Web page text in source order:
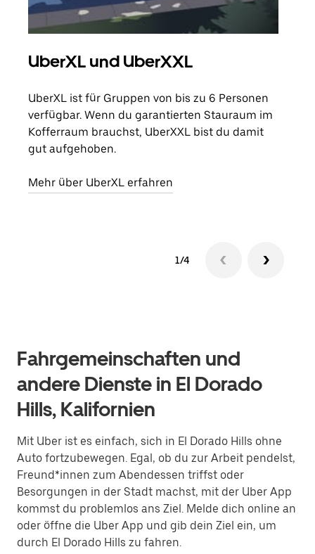
UberXL und UberXXL
UberXL ist für Gruppen von bis zu 6 Personen
verfügbar. Wenn du garantierten Stauraum im
Kofferraum brauchst, UberXXL bist du damit
gut aufgehoben.
Mehr über UberXL erfahren
1/4
Fahrgemeinschaften und
andere Dienste in El Dorado
Hills, Kalifornien
Mit Uber ist es einfach, sich in El Dorado Hills ohne
Auto fortzubewegen. Egal, ob du zur Arbeit pendelst,
Freund*innen zum Abendessen triffst oder
Besorgungen in der Stadt machst, mit der Uber App
kommst du problemlos ans Ziel. Melde dich online an
oder öffne die Uber App und gib dein Ziel ein, um
durch El Dorado Hills zu fahren.